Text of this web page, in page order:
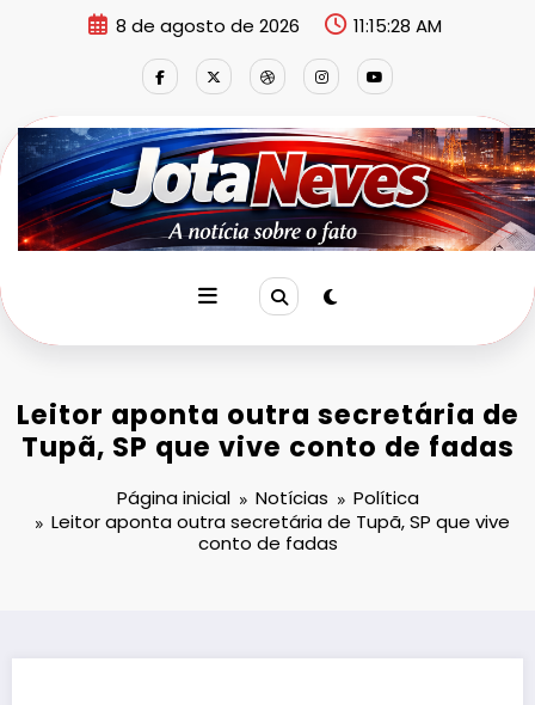
8 de agosto de 2026 11:15:29 AM
Leitor aponta outra secretária de
Tupã, SP que vive conto de fadas
Página inicial Notícias
Política
Leitor aponta outra secretária de Tupã, SP que vive
conto de fadas